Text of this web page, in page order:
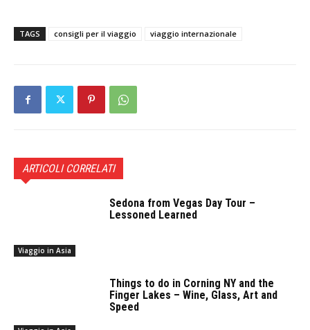
TAGS consigli per il viaggio viaggio internazionale
ARTICOLI CORRELATI
Viaggio in Asia
Sedona from Vegas Day Tour –
Lessoned Learned
Things to do in Corning NY and the
Finger Lakes – Wine, Glass, Art and
Speed